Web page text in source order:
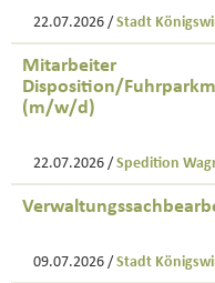
22.07.2026 / Stadt
Mitarbeiter
Disposition/
(m/w/d)
22.07.2026 / Spedition
09.07.2026 / Stadt